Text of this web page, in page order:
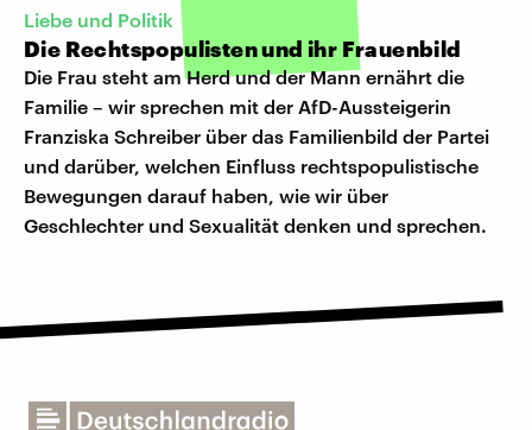
Liebe und Politik
Die Rechtspopulisten und ihr Frauenbild
Die Frau steht am Herd und der Mann ernährt die
Familie – wir sprechen mit der AfD-Aussteigerin
Franziska Schreiber über das Familienbild der Partei
und darüber, welchen Einfluss rechtspopulistische
Bewegungen darauf haben, wie wir über
Geschlechter und Sexualität denken und sprechen.